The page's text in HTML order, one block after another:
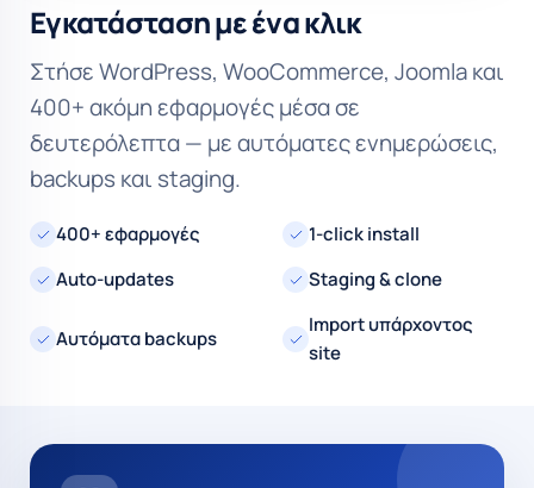
Εγκατάσταση με ένα κλικ
Στήσε WordPress, WooCommerce, Joomla και
400+ ακόμη εφαρμογές μέσα σε
δευτερόλεπτα — με αυτόματες ενημερώσεις,
backups και staging.
400+ εφαρμογές
1-click install
Auto-updates
Staging & clone
Αυτόματα backups
Import υπάρχοντος
site